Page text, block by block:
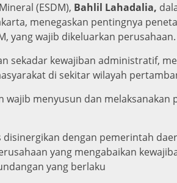
(ESDM), Bahlil Lahadalia,
menegaskan pentingnya
yang wajib dikeluarkan perusahaan.
sekadar kewajiban administratif,
di sekitar wilayah
wajib menyusun dan
disinergikan dengan pemerintah
yang mengabaikan
yang berlaku